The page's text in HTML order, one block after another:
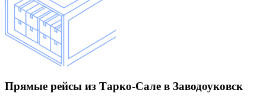
Прямые рейсы из Тарко-Сале в Заводоуковск